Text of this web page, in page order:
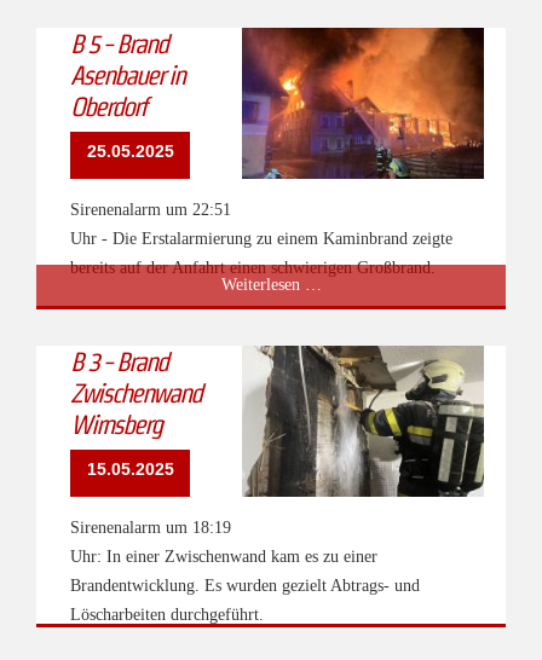
B 5 - Brand
Asenbauer in
Oberdorf
25.05.2025
Sirenenalarm um 22:51
Uhr - Die Erstalarmierung zu einem Kaminbrand zeigte
bereits auf der Anfahrt einen schwierigen Großbrand.
Weiterlesen …
5
-
Brand
Asenbauer
in
Oberdorf
B 3 - Brand
Zwischenwand
Wirnsberg
15.05.2025
Sirenenalarm um 18:19
Uhr: In einer Zwischenwand kam es zu einer
Brandentwicklung. Es wurden gezielt Abtrags- und
Löscharbeiten durchgeführt.